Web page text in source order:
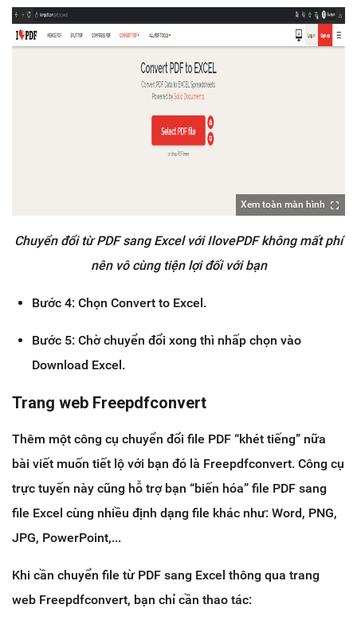
Xem toàn màn hình
Chuyển đổi từ PDF sang Excel với IlovePDF không mất phí
nên vô cùng tiện lợi đối với bạn
Bước 4: Chọn Convert to Excel.
Bước 5: Chờ chuyển đổi xong thì nhấp chọn vào
Download Excel.
Trang web Freepdfconvert
Thêm một công cụ chuyển đổi file PDF “khét tiếng” nữa
bài viết muốn tiết lộ với bạn đó là Freepdfconvert. Công cụ
trực tuyến này cũng hỗ trợ bạn “biến hóa” file PDF sang
file Excel cùng nhiều định dạng file khác như: Word, PNG,
JPG, PowerPoint,...
Khi cần chuyển file từ PDF sang Excel thông qua trang
web Freepdfconvert, bạn chỉ cần thao tác: